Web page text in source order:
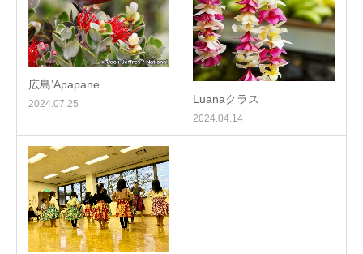
広島’Apapane
2024.07.25 Luanaクラス
2024.04.14